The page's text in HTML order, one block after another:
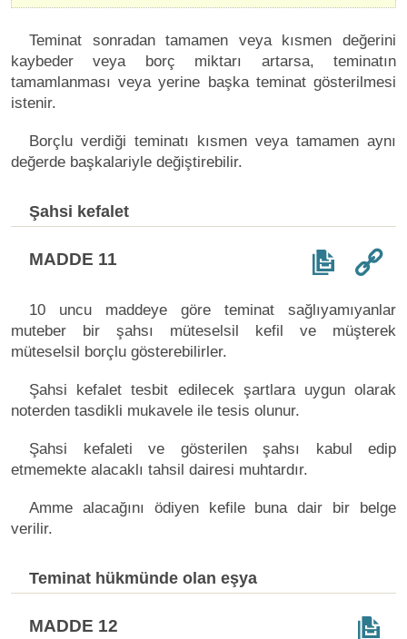
Teminat sonradan tamamen veya kısmen değerini
kaybeder veya borç miktarı artarsa, teminatın
tamamlanması veya yerine başka teminat gösterilmesi
istenir.
Borçlu verdiği teminatı kısmen veya tamamen aynı
değerde başkalariyle değiştirebilir.
Şahsi kefalet
MADDE 11
10 uncu maddeye göre teminat sağlıyamıyanlar
muteber bir şahsı müteselsil kefil ve müşterek
müteselsil borçlu gösterebilirler.
Şahsi kefalet tesbit edilecek şartlara uygun olarak
noterden tasdikli mukavele ile tesis olunur.
Şahsi kefaleti ve gösterilen şahsı kabul edip
etmemekte alacaklı tahsil dairesi muhtardır.
Amme alacağını ödiyen kefile buna dair bir belge
verilir.
Teminat hükmünde olan eşya
MADDE 12